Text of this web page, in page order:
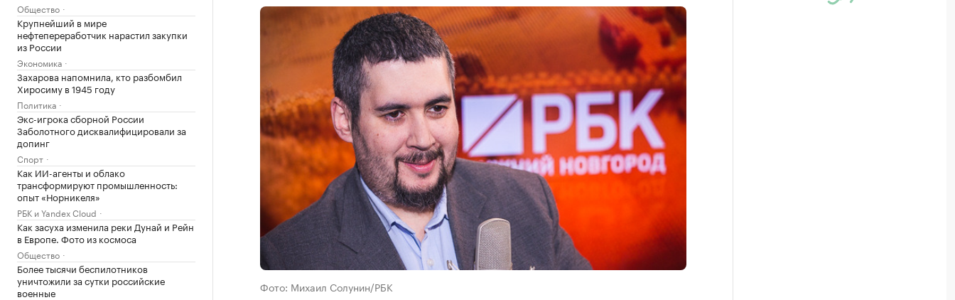
Общество
Крупнейший в мире
нефтепереработчик нарастил закупки
из России
Экономика
Захарова напомнила, кто разбомбил
Хиросиму в 1945 году
Политика
Экс-игрока сборной России
Заболотного дисквалифицировали за
допинг
Спорт
Как ИИ-агенты и облако
трансформируют промышленность:
опыт «Норникеля»
РБК и Yandex Cloud
Как засуха изменила реки Дунай и Рейн
в Европе. Фото из космоса
Общество
Более тысячи беспилотников
уничтожили за сутки российские
военные
Фото: Михаил Солунин/РБК